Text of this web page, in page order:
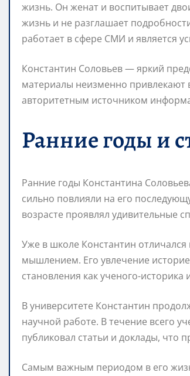
жизнь. Он женат и воспитывает
жизнь и не разглашает
работает в сфере СМИ и является
Константин Соловьев — яркий
материалы неизменно привлекают
авторитетным источником
Ранние годы и
Ранние годы Константина
сильно повлияли на его
возрасте проявлял удивительные
Уже в школе Константин
мышлением. Его увлечение
становления как ученого-
В университете Константин
научной работе. В течение всего
публиковал статьи и доклады, что
Самым важным периодом в его